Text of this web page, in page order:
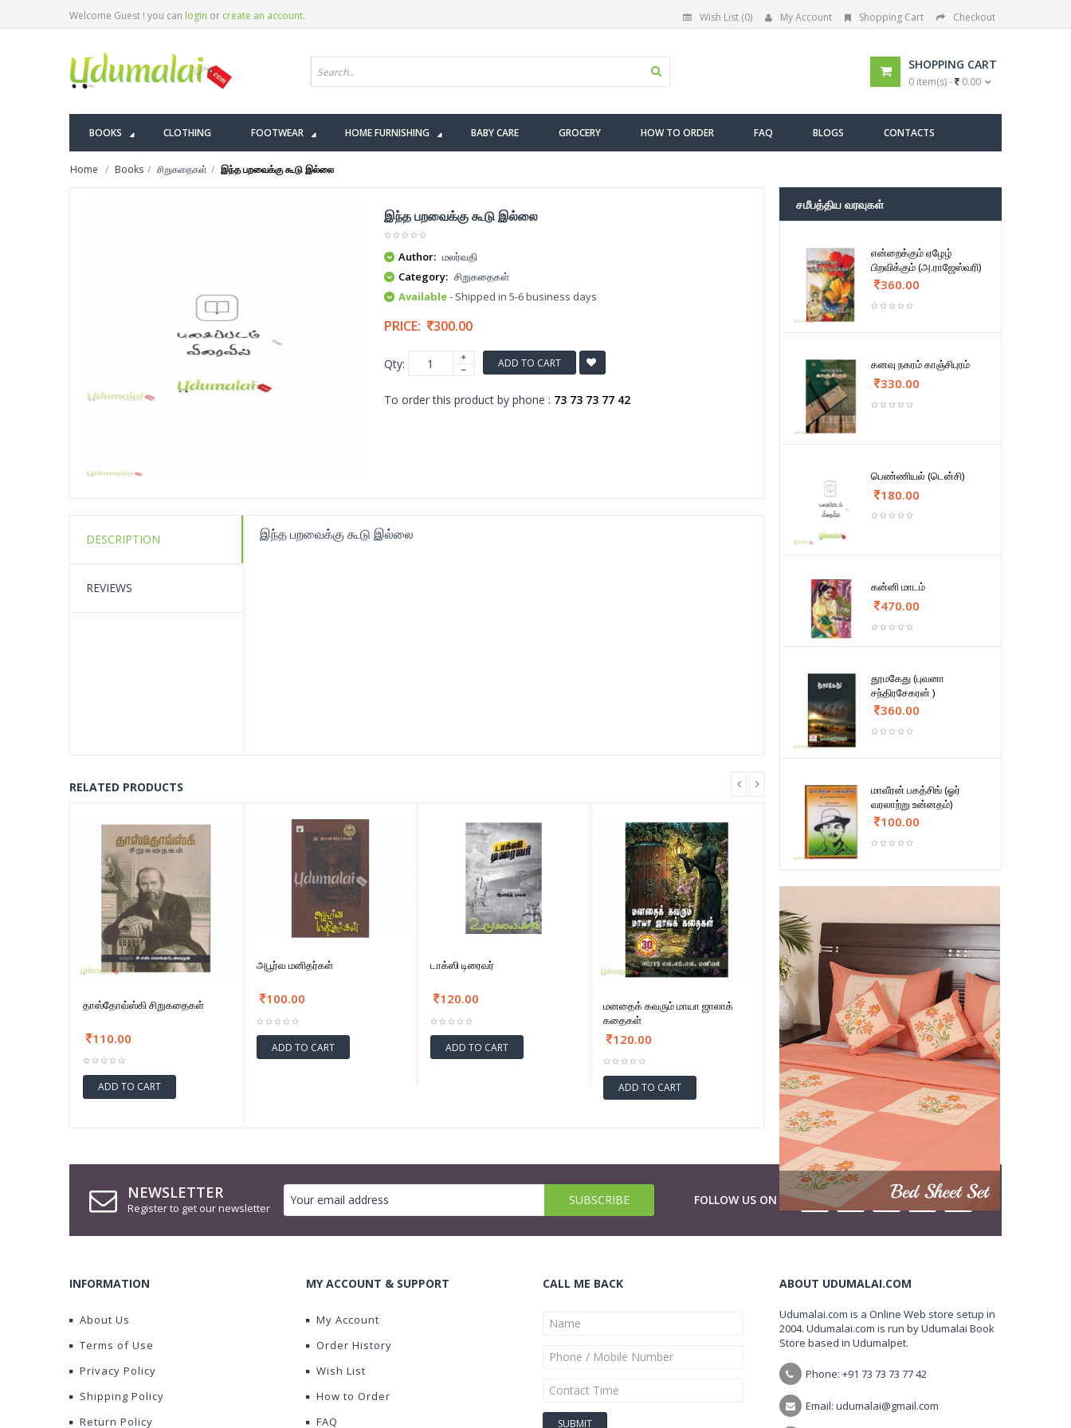
Welcome Guest ! you can login or create an account. Wish List (0) My Account Shopping Cart Checkout
SHOPPING CART
0 item(s) - 0.00
BOOKS CLOTHING FOOTWEAR HOME FURNISHING BABY CARE GROCERY HOW TO ORDER FAQ BLOGS CONTACTS
Home Books சிறுகதைகள் இந்த பறவைக்கு கூடு இல்லை
இந்த பறவைக்கு கூடு இல்லை
Author: மலர்வதி
Category: சிறுகதைகள்
Available- Shipped in 5-6 business days
PRICE: 300.00
Qty: ADD TO CART
To order this product by phone : 73 73 73 77 42
DESCRIPTION
REVIEWS
இந்த பறவைக்கு கூடு இல்லை
RELATED PRODUCTS
தாஸ்தோவ்ஸ்கி சிறுகதைகள்
110.00
ADD TO CART
அபூர்வ மனிதர்கள்
100.00
ADD TO CART
டாக்ஸி டிரைவர்
120.00
ADD TO CART
மனதைக் கவரும் மாயா ஜாலாக்
கதைகள்
120.00
ADD TO CART
சமீபத்திய வரவுகள்
என்றைக்கும் ஏழேழ்
பிறவிக்கும் (அ.ராஜேஸ்வரி)
360.00
கனவு நகரம் காஞ்சிபுரம்
330.00
பெண்ணியல் (டென்சி)
180.00
கன்னி மாடம்
470.00
தூமகேது (புவனா
சந்திரசேகரன் )
360.00
மாவீரன் பகத்சிங் (ஓர்
வரலாற்று உன்னதம்)
100.00
NEWSLETTER
Register to get our newsletter
FOLLOW US ON
INFORMATION
About Us
Terms of Use
Privacy Policy
Shipping Policy
Return Policy
MY ACCOUNT & SUPPORT
My Account
Order History
Wish List
How to Order
FAQ
CALL ME BACK ABOUT UDUMALAI.COM
Udumalai.com is a Online Web store setup in
2004. Udumalai.com is run by Udumalai Book
Store based in Udumalpet.
Phone: +91 73 73 73 77 42
Email: udumalai@gmail.com